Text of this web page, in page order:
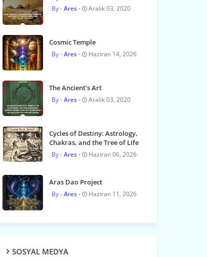
Ares Aralık 03, 2020
Cosmic Temple
Ares Haziran 14, 2026
The Ancient's Art
Ares Aralık 03, 2020
Cycles of Destiny: Astrology,
Chakras, and the Tree of Life
Ares Haziran 06, 2026
Aras Dao Project
Ares Haziran 11, 2026
SOSYAL MEDYA